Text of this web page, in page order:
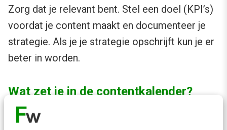
Zorg dat je relevant bent. Stel een doel (KPI’s)
voordat je content maakt en documenteer je
strategie. Als je je strategie opschrijft kun je er
beter in worden.
Wat zet je in de contentkalender?
Voor het gestructureerd inzetten van een